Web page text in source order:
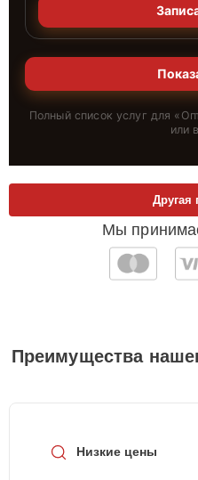
Полный список услуг для «
или
Мы
Другая
Преимущества
Низкие цены